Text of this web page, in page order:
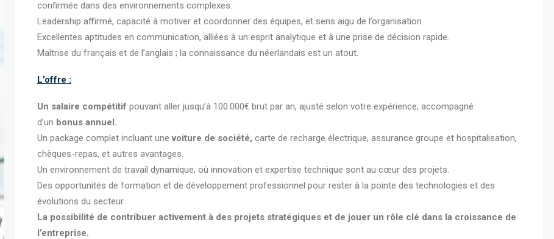
confirmée dans des environnements complexes.
Leadership affirmé, capacité à motiver et coordonner des équipes, et sens aigu de l’organisation.
Excellentes aptitudes en communication, alliées à un esprit analytique et à une prise de décision rapide.
Maîtrise du français et de l’anglais ; la connaissance du néerlandais est un atout.
L’offre :
Un salaire compétitif pouvant aller jusqu’à 100.000€ brut par an, ajusté selon votre expérience, accompagné
d’un bonus annuel.
Un package complet incluant unevoiture de société, carte de recharge électrique, assurance groupe et hospitalisation,
chèques-repas, et autres avantages.
Un environnement de travail dynamique, où innovation et expertise technique sont au cœur des projets.
Des opportunités de formation et de développement professionnel pour rester à la pointe des technologies et des
évolutions du secteur.
La possibilité de contribuer activement à des projets stratégiques et de jouer un rôle clé dans la croissance de
l’entreprise.